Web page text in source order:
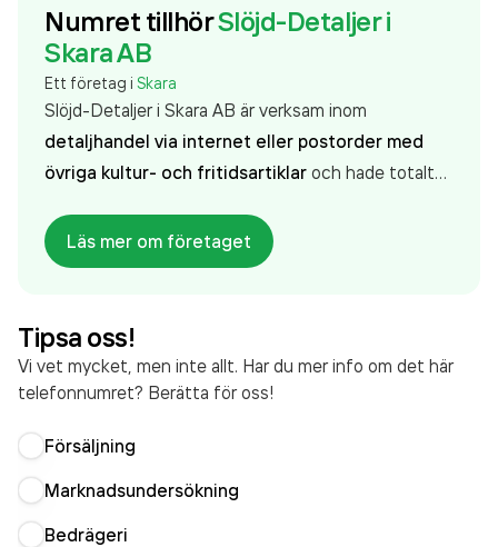
Numret tillhörSlöjd-Detaljer i
Skara AB
Ett företag i Skara
Slöjd-Detaljer i Skara AB är verksam inom
detaljhandel via internet eller postorder med
övriga kultur- och fritidsartiklar och hade totalt
med 2 personer sedan 2024 då det jobbade 49
personer på företaget. Bolaget är ett aktiebolag
ABomsatte 123 177 000,00 kr
räkenskapsåret (2025).
Läs mer om företaget
Tipsa oss!
Vi vet mycket, men inte allt. Har du mer info om det här
telefonnumret? Berätta för oss!
Försäljning
Marknadsundersökning
Bedrägeri